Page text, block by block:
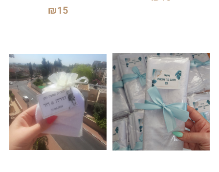
₪15